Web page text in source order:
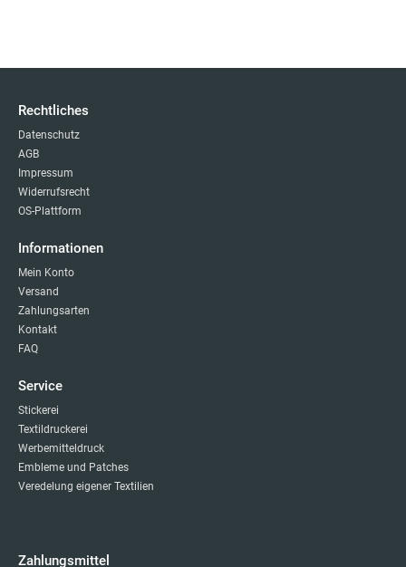
Rechtliches
Datenschutz
AGB
Impressum
Widerrufsrecht
OS-Plattform
Informationen
Mein Konto
Versand
Zahlungsarten
Kontakt
FAQ
Service
Stickerei
Textildruckerei
Werbemitteldruck
Embleme und Patches
Veredelung eigener Textilien
Zahlungsmittel